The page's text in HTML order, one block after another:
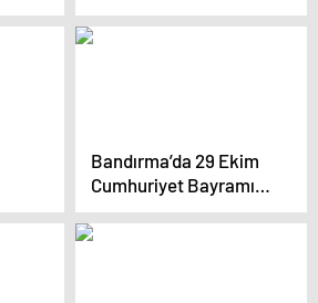
Coşkuyla Kutlandı
Bandırma’da 29 Ekim
Cumhuriyet Bayramı
Coşkuyla Kutlandı